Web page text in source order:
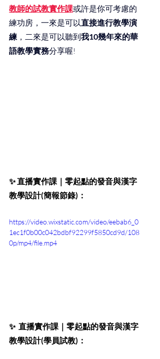
教師的試教實作課或許是你可考慮的
練功房，一來是可以直接進行教學演
練 ，二來是可以聽到我10幾年來的華
語教學實務分享喔!
✨ 直播實作課｜零起點的發音與漢字
教學設計(簡報節錄)：
https://video.wixstatic.com/video/eebab6_0
1ec1f0b00c042bdbf92299f5850cd9d/108
0p/mp4/file.mp4
✨ 直播實作課｜零起點的發音與漢字
教學設計(學員試教)：